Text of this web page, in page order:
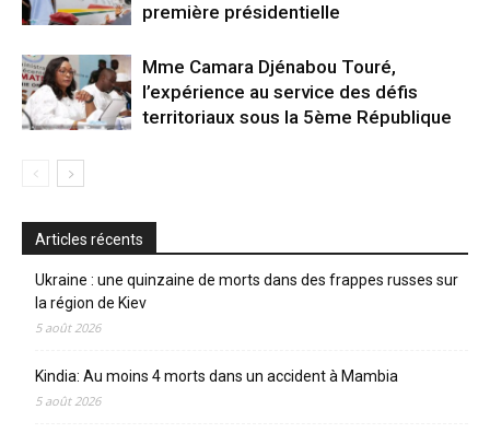
première présidentielle
Mme Camara Djénabou Touré,
l’expérience au service des défis
territoriaux sous la 5ème République
Articles récents
Ukraine : une quinzaine de morts dans des frappes russes sur
la région de Kiev
5 août 2026
Kindia: Au moins 4 morts dans un accident à Mambia
5 août 2026